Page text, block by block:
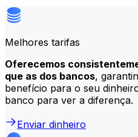
Melhores tarifas
Oferecemos
que as dos bancos,
benefício para o seu
banco para ver a diferença.
Enviar dinheiro